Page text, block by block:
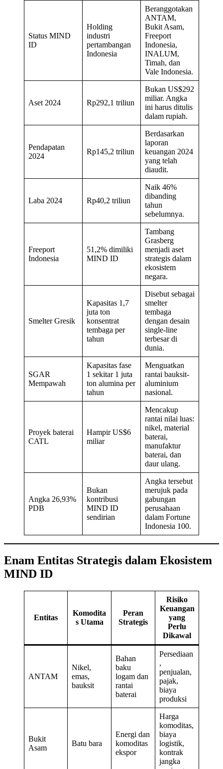
Status MIND
ID
Holding
industri
pertambangan
Indonesia
Beranggotakan
ANTAM,
Bukit Asam,
Freeport
Indonesia,
INALUM,
Timah, dan
Vale Indonesia.
Aset 2024 Rp292,1 triliun
Bukan US$292
miliar. Angka
ini harus ditulis
dalam rupiah.
Pendapatan
2024
Rp145,2 triliun
Berdasarkan
laporan
keuangan 2024
yang telah
diaudit.
Laba 2024 Rp40,2 triliun
Naik 46%
dibanding
tahun
sebelumnya.
Freeport
Indonesia
51,2% dimiliki
MIND ID
Tambang
Grasberg
menjadi aset
strategis dalam
ekosistem
negara.
Smelter Gresik
Kapasitas 1,7
juta ton
konsentrat
tembaga per
tahun
Disebut sebagai
smelter
tembaga
dengan desain
single-line
terbesar di
dunia.
SGAR
Mempawah
Kapasitas fase
1 sekitar 1 juta
ton alumina per
tahun
Menguatkan
rantai bauksit-
aluminium
nasional.
Proyek baterai
CATL
Hampir US$6
miliar
Mencakup
rantai nilai luas:
nikel, material
baterai,
manufaktur
baterai, dan
daur ulang.
Angka 26,93%
PDB
Bukan
kontribusi
MIND ID
sendirian
Angka tersebut
merujuk pada
gabungan
perusahaan
dalam Fortune
Indonesia 100.
Enam Entitas Strategis dalam Ekosistem
MIND ID
Entitas
Komodita
s Utama
Peran
Strategis
Risiko
Keuangan
yang
Perlu
Dikawal
ANTAM
Nikel,
emas,
bauksit
Bahan
baku
logam dan
rantai
baterai
Persediaan
,
penjualan,
pajak,
biaya
produksi
Bukit
Asam
Batu bara
Energi dan
komoditas
ekspor
Harga
komoditas,
biaya
logistik,
kontrak
jangka